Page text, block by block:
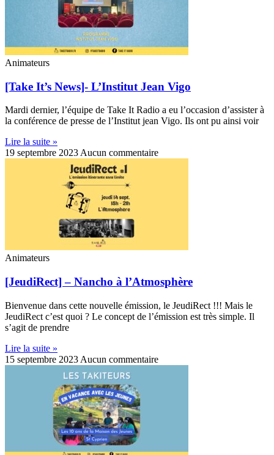
Animateurs
[Take It’s News]- L’Institut Jean Vigo
Mardi dernier, l’équipe de Take It Radio a eu l’occasion d’assister à
la conférence de presse de l’Institut jean Vigo. Ils ont pu ainsi voir
Lire la suite »
19 septembre 2023Aucun commentaire
Animateurs
[JeudiRect] – Nancho à l’Atmosphère
Bienvenue dans cette nouvelle émission, le JeudiRect !!! Mais le
JeudiRect c’est quoi ? Le concept de l’émission est très simple. Il
s’agit de prendre
Lire la suite »
15 septembre 2023 Aucun commentaire